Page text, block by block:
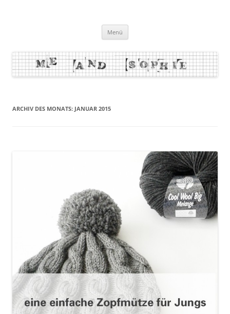
Menü
ARCHIV DES MONATS: JANUAR 2015